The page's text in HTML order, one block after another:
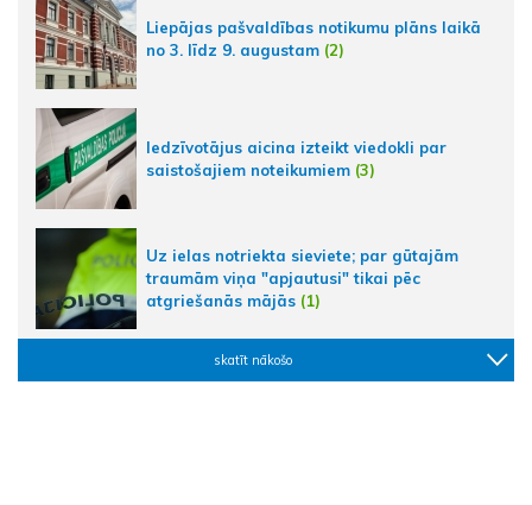
Liepājas pašvaldības notikumu plāns laikā
no 3. līdz 9. augustam (2)
Iedzīvotājus aicina izteikt viedokli par
saistošajiem noteikumiem (3)
Uz ielas notriekta sieviete; par gūtajām
traumām viņa "apjautusi" tikai pēc
atgriešanās mājās (1)
skatīt nākošo